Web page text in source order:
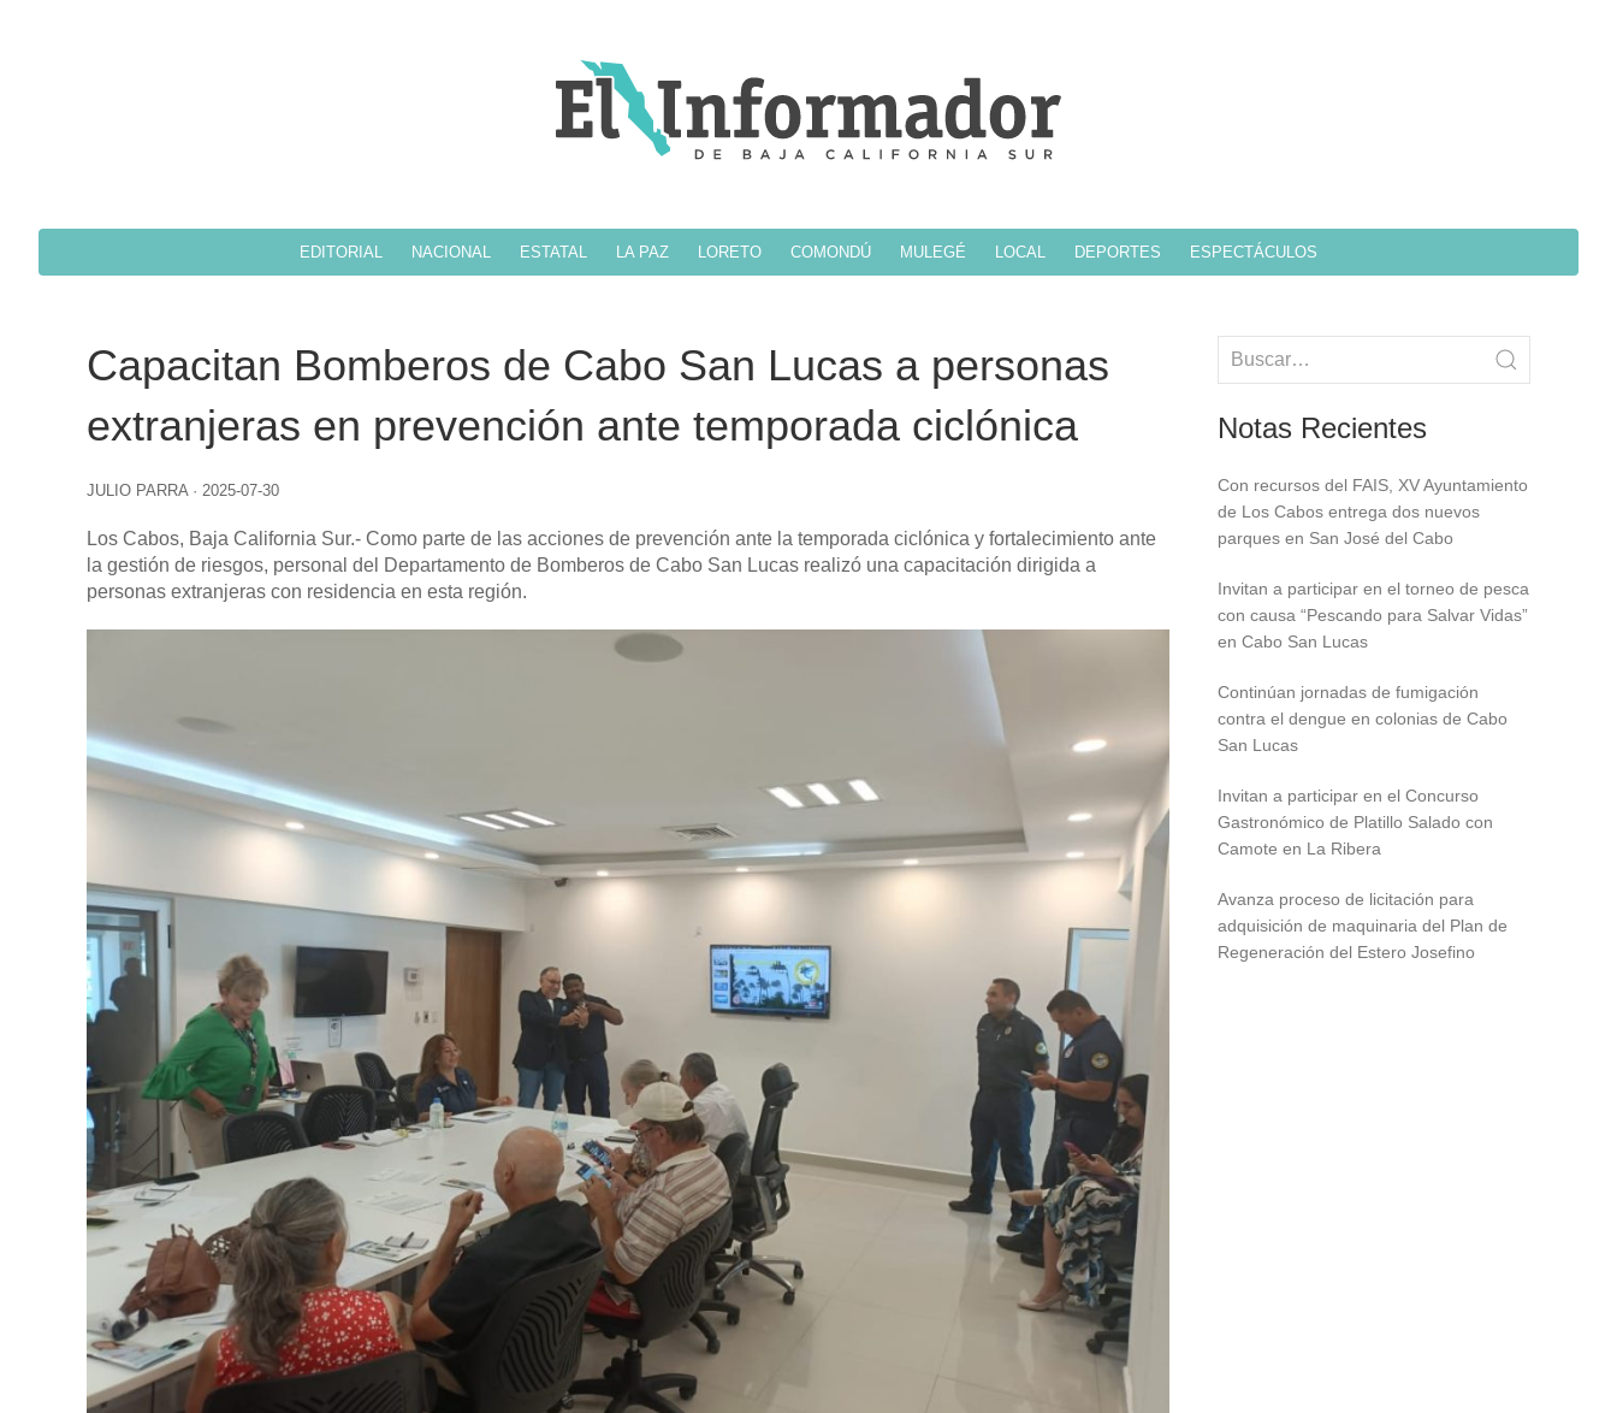
EDITORIAL NACIONAL ESTATAL LA PAZ LORETO COMONDÚ MULEGÉ LOCAL DEPORTES ESPECTÁCULOS
Capacitan Bomberos de Cabo San Lucas a personas
extranjeras en prevención ante temporada ciclónica
JULIO PARRA · 2025-07-30
Los Cabos, Baja California Sur.- Como parte de las acciones de prevención ante la temporada ciclónica y fortalecimiento ante
la gestión de riesgos, personal del Departamento de Bomberos de Cabo San Lucas realizó una capacitación dirigida a
personas extranjeras con residencia en esta región.
Notas Recientes
Con recursos del FAIS, XV Ayuntamiento
de Los Cabos entrega dos nuevos
parques en San José del Cabo
Invitan a participar en el torneo de pesca
con causa “Pescando para Salvar Vidas”
en Cabo San Lucas
Continúan jornadas de fumigación
contra el dengue en colonias de Cabo
San Lucas
Invitan a participar en el Concurso
Gastronómico de Platillo Salado con
Camote en La Ribera
Avanza proceso de licitación para
adquisición de maquinaria del Plan de
Regeneración del Estero Josefino